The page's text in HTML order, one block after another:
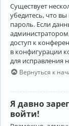
Существует
убедитесь, что
пароль. Если
доступ к
в конфигурации
для исправления
Вернуться к
Я давно
войти!